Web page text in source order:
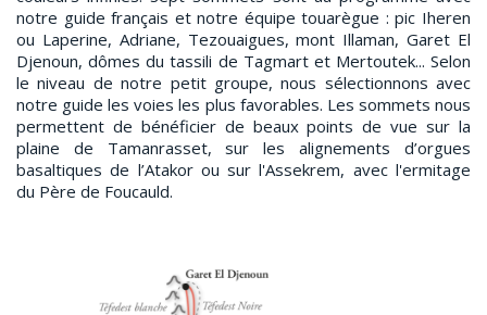
notre guide français et notre équipe touarègue : pic Iheren
ou Laperine, Adriane, Tezouaigues, mont Illaman, Garet El
Djenoun, dômes du tassili de Tagmart et Mertoutek... Selon
le niveau de notre petit groupe, nous sélectionnons avec
notre guide les voies les plus favorables. Les sommets nous
permettent de bénéficier de beaux points de vue sur la
plaine de Tamanrasset, sur les alignements d’orgues
basaltiques de l’Atakor ou sur l'Assekrem, avec l'ermitage
du Père de Foucauld.